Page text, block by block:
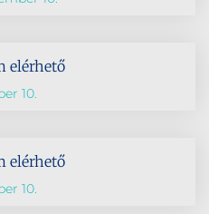
elérhető
10.
elérhető
10.